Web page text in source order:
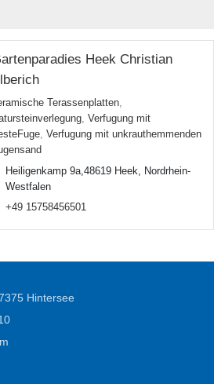
Heek Christian
Terassenplatten,
, Verfugung mit
, Verfugung mit unkrauthemmenden
Heiligenkamp 9a,48619 Heek, Nordrhein-
Westfalen
+49 15758456501
Hintersee